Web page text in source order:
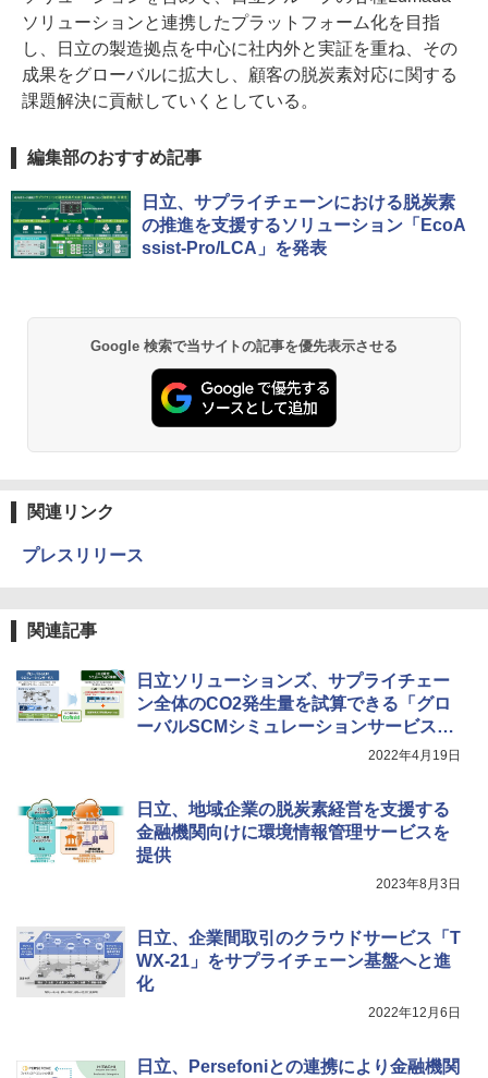
ソリューションと連携したプラットフォーム化を目指
し、日立の製造拠点を中心に社内外と実証を重ね、その
成果をグローバルに拡大し、顧客の脱炭素対応に関する
課題解決に貢献していくとしている。
編集部のおすすめ記事
日立、サプライチェーンにおける脱炭素
の推進を支援するソリューション「EcoA
ssist-Pro/LCA」を発表
Google 検索で当サイトの記事を優先表示させる
関連リンク
プレスリリース
関連記事
日立ソリューションズ、サプライチェー
ン全体のCO2発生量を試算できる「グロ
ーバルSCMシミュレーションサービス」
2022年4月19日
日立、地域企業の脱炭素経営を支援する
金融機関向けに環境情報管理サービスを
提供
2023年8月3日
日立、企業間取引のクラウドサービス「T
WX-21」をサプライチェーン基盤へと進
化
2022年12月6日
日立、Persefoniとの連携により金融機関